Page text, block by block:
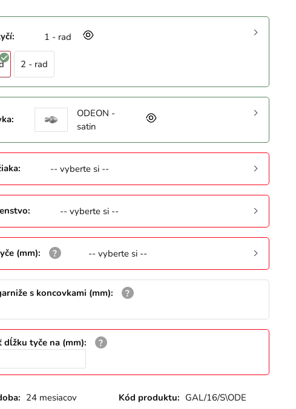
: 1 - rad
2 - rad
:
ODEON -
satin
: -- vyberte si --
: -- vyberte si --
(mm): -- vyberte si --
s koncovkami (mm):
dĺžku tyče na (mm):
24 mesiacov Kód produktu: GAL/16/S\ODE